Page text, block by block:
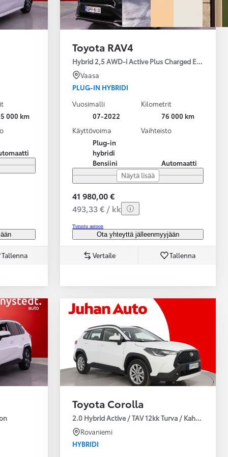
000 km
Tallenna
Toyota RAV4
Hybrid 2,5 AWD-i Active Plus Charged Edition
Vaasa
PLUG-IN HYBRIDI
Vuosimalli
07-2022
Kilometrit
76 000 km
Käyttövoima
Plug-in
hybridi
Bensiini
Vaihteisto
Automaatti
Näytä lisää
41 980,00 €
493,33 € / kk
Tutustu autoon
Ota yhteyttä jälleenmyyjään
Vertaile Tallenna
Toyota Corolla
2.0 Hybrid Active / TAV 12kk Turva / Kahdet
Rovaniemi
HYBRIDI